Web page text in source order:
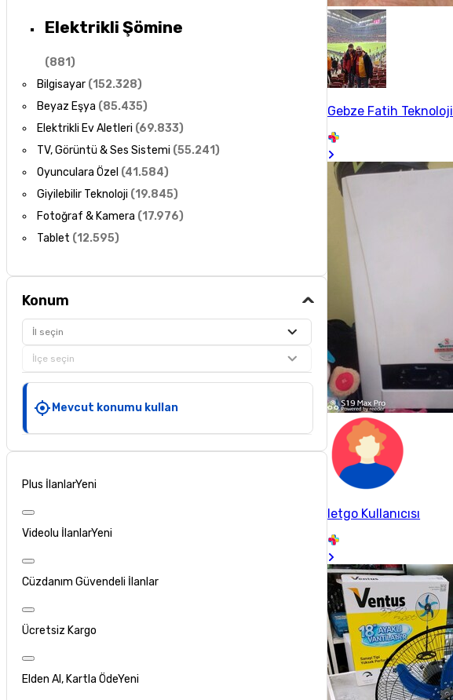
Elektrikli Şömine
(881)
Bilgisayar (152.328)
Beyaz Eşya (85.435)
Elektrikli Ev Aletleri (69.833)
TV, Görüntü & Ses Sistemi (55.241)
Oyunculara Özel (41.584)
Giyilebilir Teknoloji (19.845)
Fotoğraf & Kamera (17.976)
Tablet (12.595)
Konum
İl seçin
İlçe seçin
Mevcut konumu kullan
Plus İlanlarYeni
Videolu İlanlarYeni
Cüzdanım Güvendeli İlanlar
Ücretsiz Kargo
Elden Al, Kartla ÖdeYeni
Gebze Fatih Teknoloji
letgo Kullanıcısı